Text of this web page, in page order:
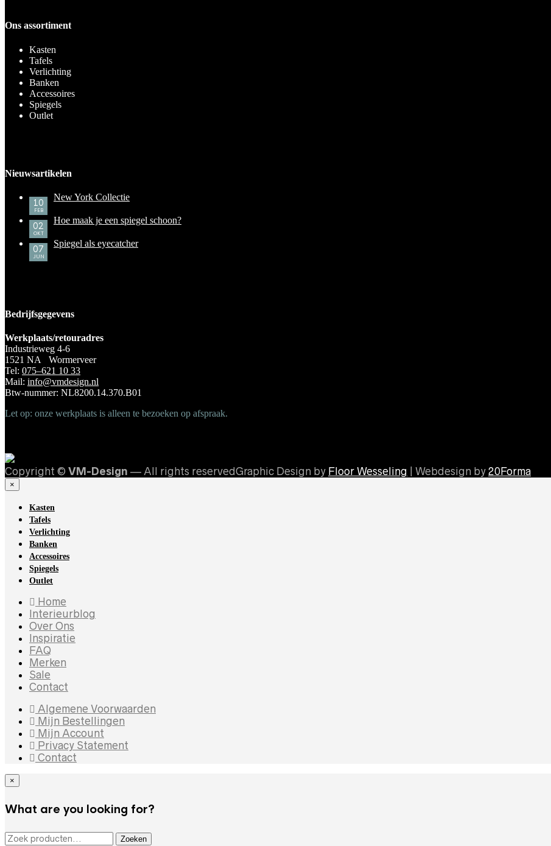
Ons assortiment
Kasten
Tafels
Verlichting
Banken
Accessoires
Spiegels
Outlet
Nieuwsartikelen
10
FEB
New York Collectie
02
OKT
Hoe maak je een spiegel schoon?
07
JUN
Spiegel als eyecatcher
Bedrijfsgegevens
Werkplaats/retouradres
Industrieweg 4-6
1521 NA Wormerveer
Tel: 075–621 10 33
Mail: info@vmdesign.nl
Btw-nummer: NL8200.14.370.B01
Let op: onze werkplaats is alleen te bezoeken op afspraak.
Copyright © VM-Design — All rights reservedGraphic Design by Floor Wesseling | Webdesign by 20Forma
×
Kasten
Tafels
Verlichting
Banken
Accessoires
Spiegels
Outlet
Home
Interieurblog
Over Ons
Inspiratie
FAQ
Merken
Sale
Contact
Algemene Voorwaarden
Mijn Bestellingen
Mijn Account
Privacy Statement
Contact
×
What are you looking for?
ZOEKEN NAAR: Zoeken